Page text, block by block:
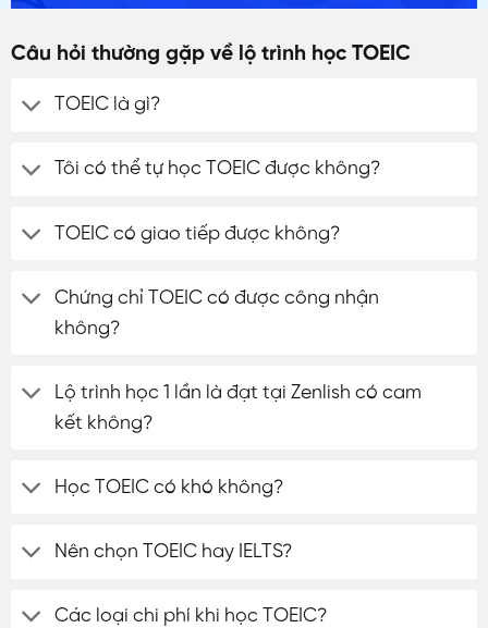
Câu hỏi thường gặp về lộ trình học TOEIC
TOEIC là gì?
Tôi có thể tự học TOEIC được không?
TOEIC có giao tiếp được không?
Chứng chỉ TOEIC có được công nhận
không?
Lộ trình học 1 lần là đạt tại Zenlish có cam
kết không?
Học TOEIC có khó không?
Nên chọn TOEIC hay IELTS?
Các loại chi phí khi học TOEIC?